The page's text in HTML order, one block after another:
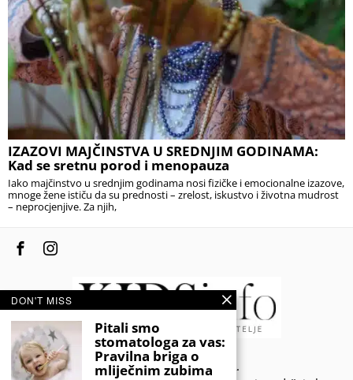
IZAZOVI MAJČINSTVA U SREDNJIM GODINAMA:
Kad se sretnu porod i menopauza
Iako majčinstvo u srednjim godinama nosi fizičke i emocionalne izazove,
mnoge žene ističu da su prednosti – zrelost, iskustvo i životna mudrost
– neprocjenjive. Za njih,
© 2020 - KIDSINFO.BA.
DON'T MISS
Pitali smo
stomatologa za vas:
Pravilna briga o
mliječnim zubima